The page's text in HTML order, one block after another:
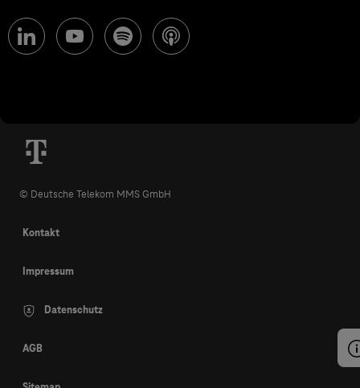
© Deutsche Telekom MMS GmbH
Kontakt
Impressum
Datenschutz
AGB